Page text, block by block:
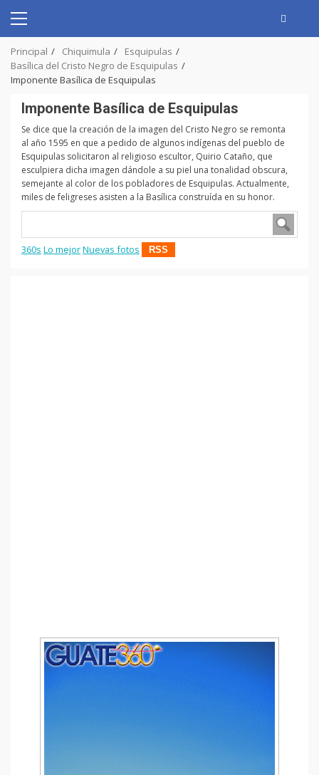
content
Primary
Principal Chiquimula
Esquipulas
Basílica del Cristo Negro de Esquipulas
Imponente Basílica de Esquipulas
Imponente Basílica de Esquipulas
Se dice que la creación de la imagen del Cristo Negro se remonta
al año 1595 en que a pedido de algunos indígenas del pueblo de
Esquipulas solicitaron al religioso escultor, Quirio Cataño, que
esculpiera dicha imagen dándole a su piel una tonalidad obscura,
semejante al color de los pobladores de Esquipulas. Actualmente,
miles de feligreses asisten a la Basílica construída en su honor.
360s Lo mejorNuevas fotos RSS